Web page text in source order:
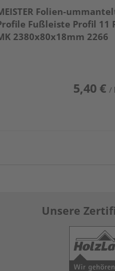
Folien-
Fußleiste Profil 11
2380x80x18mm 2266
5,40 € /
Unsere